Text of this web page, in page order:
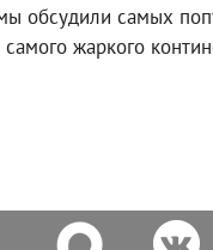
обсудили самых
жаркого